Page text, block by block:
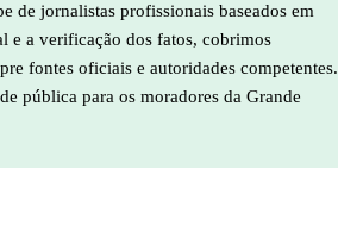
de jornalistas profissionais baseados em
e a verificação dos fatos, cobrimos
fontes oficiais e autoridades competentes.
pública para os moradores da Grande